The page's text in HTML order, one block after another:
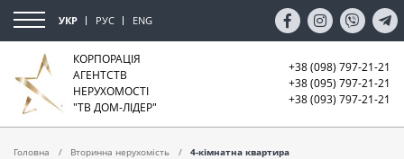
УКР РУС ENG
КОРПОРАЦІЯ
АГЕНТСТВ
НЕРУХОМОСТІ
"ТВ ДОМ-ЛІДЕР"
+38 (098) 797-21-21
+38 (095) 797-21-21
+38 (093) 797-21-21
Головна Вторинна нерухомість 4-кімнатна квартира